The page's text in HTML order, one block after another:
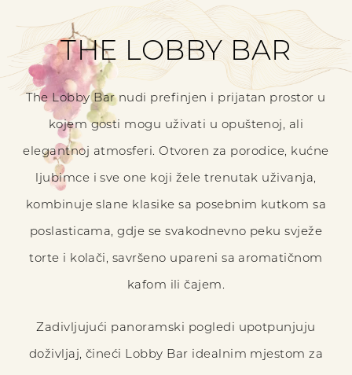
THE LOBBY BAR
The Lobby Bar nudi prefinjen i prijatan prostor u
kojem gosti mogu uživati u opuštenoj, ali
elegantnoj atmosferi. Otvoren za porodice, kućne
ljubimce i sve one koji žele trenutak uživanja,
kombinuje slane klasike sa posebnim kutkom sa
poslasticama, gdje se svakodnevno peku svježe
torte i kolači, savršeno upareni sa aromatičnom
kafom ili čajem.
Zadivljujući panoramski pogledi upotpunjuju
doživljaj, čineći Lobby Bar idealnim mjestom za